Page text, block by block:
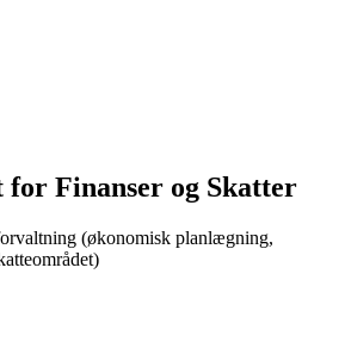
for Finanser og Skatter
(økonomisk planlægning,